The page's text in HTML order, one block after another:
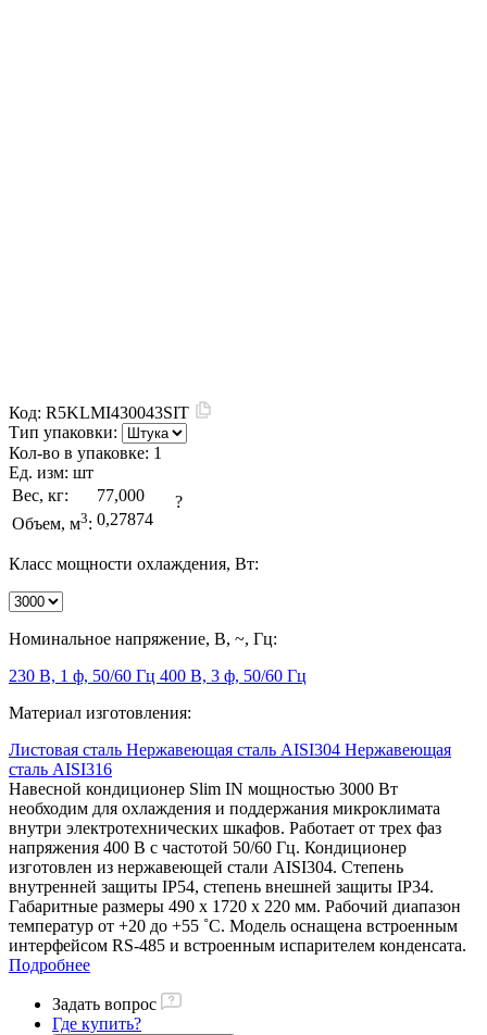
Код: R5KLMI430043SIT
Тип упаковки:
Кол-во в упаковке: 1
Ед. изм: шт
Вес, кг:
77,000
Объем, м3: 0,27874
?
Класс мощности охлаждения, Вт:
Номинальное напряжение, В, ~, Гц:
230 В, 1 ф, 50/60 Гц 400 В, 3 ф, 50/60 Гц
Материал изготовления:
Листовая сталь Нержавеющая сталь AISI304 Нержавеющая
сталь AISI316
Навесной кондиционер Slim IN мощностью 3000 Вт
необходим для охлаждения и поддержания микроклимата
внутри электротехнических шкафов. Работает от трех фаз
напряжения 400 В с частотой 50/60 Гц. Кондиционер
изготовлен из нержавеющей стали AISI304. Степень
внутренней защиты IP54, степень внешней защиты IP34.
Габаритные размеры 490 х 1720 х 220 мм. Рабочий диапазон
температур от +20 до +55 ˚C. Модель оснащена встроенным
интерфейсом RS-485 и встроенным испарителем конденсата.
Подробнее
Задать вопрос
Где купить?